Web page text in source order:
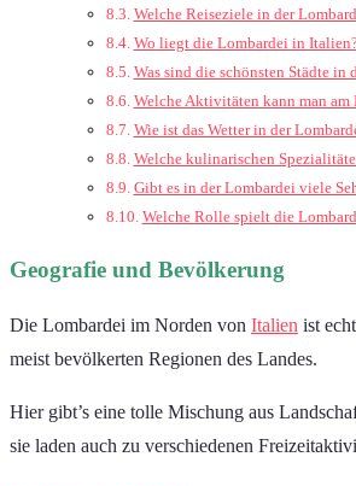
Welche Reiseziele in der
Wo liegt die Lombardei in
Was sind die schönsten Städte in
Welche Aktivitäten kann man am
Wie ist das Wetter in der
Welche kulinarischen
Gibt es in der Lombardei viele
Welche Rolle spielt die
Geografie und Bevölkerung
Die Lombardei im Norden von Italien ist
meist bevölkerten Regionen des Landes.
Hier gibt’s eine tolle Mischung aus
sie laden auch zu verschiedenen